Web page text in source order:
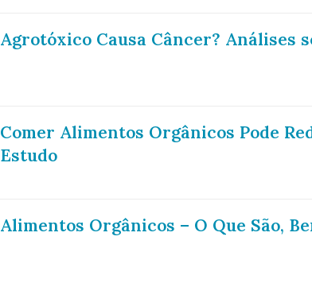
Agrotóxico Causa Câncer? Análises
Comer Alimentos Orgânicos Pode
Estudo
Alimentos Orgânicos – O Que São,